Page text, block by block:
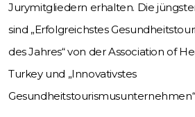
Jurymitgliedern erhalten. Die
sind „Erfolgreichstes
des Jahres“ von der Association of
Turkey und „Innovativstes